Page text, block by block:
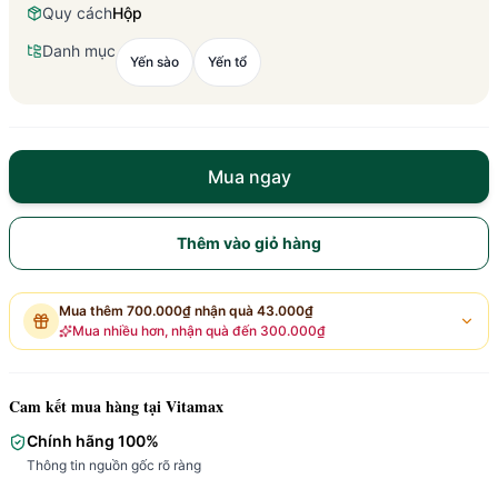
Quy cáchHộp
Danh mục
Yến sào Yến tổ
Mua ngay
Thêm vào giỏ hàng
Mua thêm 700.000₫ nhận quà 43.000₫
Mua nhiều hơn, nhận quà đến 300.000₫
Cam kết mua hàng tại Vitamax
Chính hãng 100%
Thông tin nguồn gốc rõ ràng